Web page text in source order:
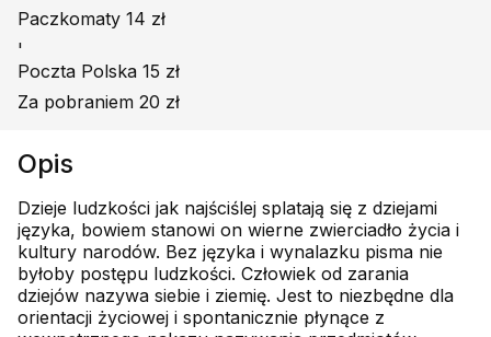
Paczkomaty 14 zł
'
Poczta Polska 15 zł
Za pobraniem 20 zł
Opis
Dzieje ludzkości jak najściślej splatają się z dziejami
języka, bowiem stanowi on wierne zwierciadło życia i
kultury narodów. Bez języka i wynalazku pisma nie
byłoby postępu ludzkości. Człowiek od zarania
dziejów nazywa siebie i ziemię. Jest to niezbędne dla
orientacji życiowej i spontanicznie płynące z